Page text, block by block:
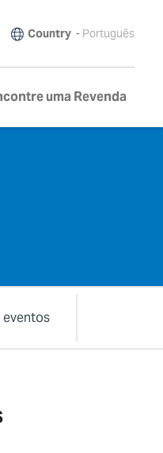
Country - Português
uma Revenda
eventos